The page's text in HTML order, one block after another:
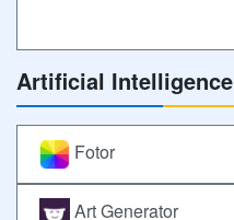
Artificial Intelligence
Fotor
Art Generator